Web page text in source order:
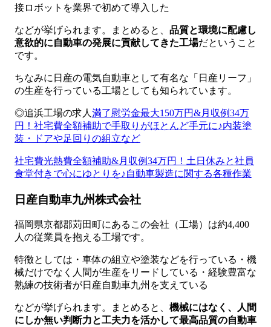
接ロボットを業界で初めて導入した
などが挙げられます。まとめると、 品質と環境に配慮し
意欲的に自動車の発展に貢献してきた工場だということ
です。
ちなみに日産の電気自動車として有名な「日産リーフ」
の生産を行っている工場としても知られています。
◎追浜工場の求人 満了慰労金最大150万円&月収例34万
円！社宅費全額補助で手取りがほとんど手元に♪内装塗
装・ドアや足回りの組立など
社宅費光熱費全額補助&月収例34万円！土日休みと社員
食堂付きで心にゆとりを♪自動車製造に関する各種作業
日産自動車九州株式会社
福岡県京都郡苅田町にあるこの会社（工場）は約4,400
人の従業員を抱える工場です。
特徴としては・車体の組立や塗装などを行っている・機
械だけでなく人間が生産をリードしている・経験豊富な
熟練の技術者が日産自動車九州を支えている
などが挙げられます。まとめると、 機械にはなく、人間
にしか無い判断力と工夫力を活かして最高品質の自動車